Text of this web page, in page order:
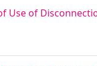
Use of